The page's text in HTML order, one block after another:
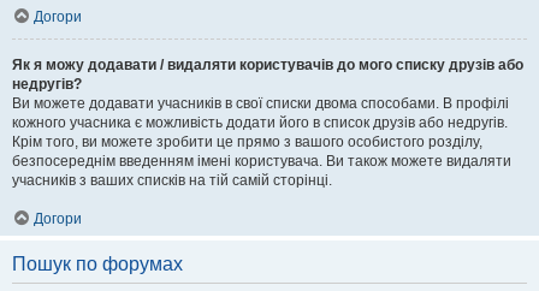
Догори
Як я можу додавати / видаляти користувачів до мого списку друзів або
недругів?
Ви можете додавати учасників в свої списки двома способами. В профілі
кожного учасника є можливість додати його в список друзів або недругів.
Крім того, ви можете зробити це прямо з вашого особистого розділу,
безпосереднім введенням імені користувача. Ви також можете видаляти
учасників з ваших списків на тій самій сторінці.
Догори
Пошук по форумах